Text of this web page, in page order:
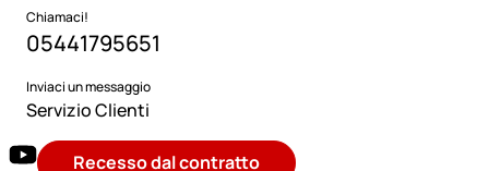
Chiamaci!
05441795651
Inviaci un messaggio
Servizio Clienti
Recesso dal contratto